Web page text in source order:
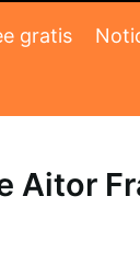
gratis
Aitor